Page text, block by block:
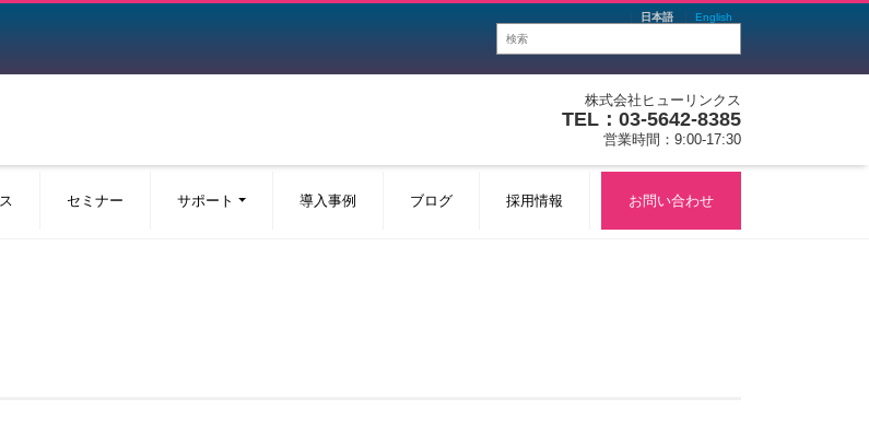
日本語 English
株式会社ヒューリンクス
TEL：03-5642-8385
営業時間：9:00-17:30
セミナー サポート 導入事例 ブログ 採用情報 お問い合わせ